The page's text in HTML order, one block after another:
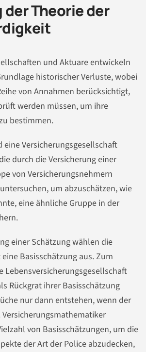
der Theorie der
und Aktuare entwickeln
historischer Verluste, wobei
von Annahmen berücksichtigt,
werden müssen, um ihre
bestimmen.
Versicherungsgesellschaft
durch die Versicherung einer
von Versicherungsnehmern
um abzuschätzen, wie
eine ähnliche Gruppe in der
einer Schätzung wählen die
Basisschätzung aus. Zum
Lebensversicherungsgesellschaft
Rückgrat ihrer Basisschätzung
nur dann entstehen, wenn der
von Basisschätzungen, um die
der Art der Police abzudecken,